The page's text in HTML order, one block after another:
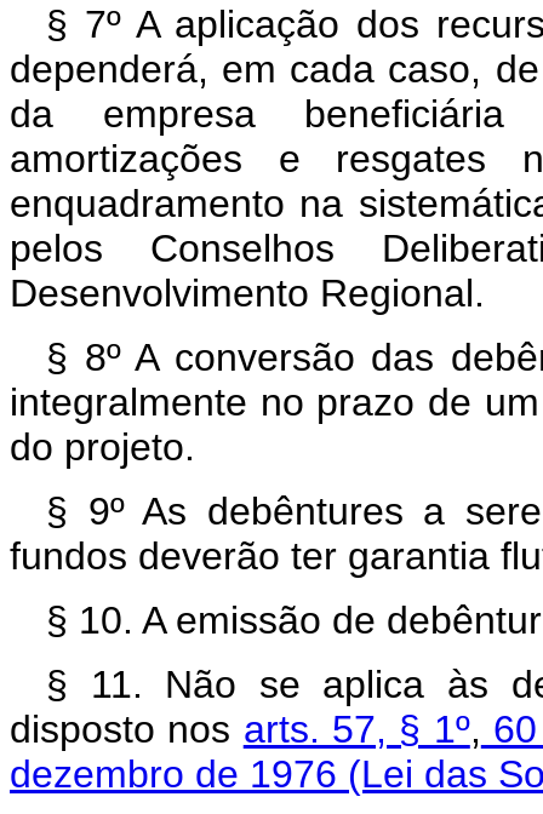
§ 7º A aplicação dos
dependerá, em cada caso,
da empresa
amortizações e
enquadramento na
pelos Conselhos
Desenvolvimento Regional.
§ 8º A conversão das
integralmente no prazo de
do projeto.
§ 9º As debêntures a
fundos deverão ter garantia
§ 10. A emissão de
§ 11. Não se aplica às
disposto nos arts. 57, § 1º,
dezembro de 1976 (Lei das